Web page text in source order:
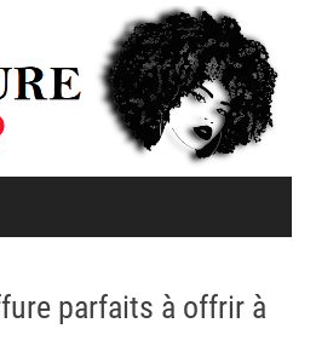
parfaits à offrir à